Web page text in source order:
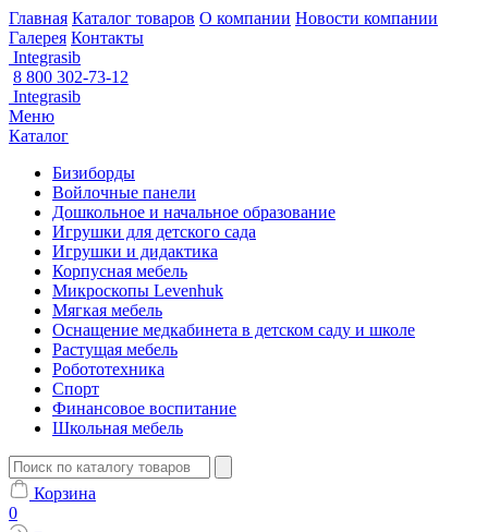
Главная Каталог товаров О компании Новости компании
Галерея Контакты
Integrasib
8 800 302-73-12
Integrasib
Меню
Каталог
Бизиборды
Войлочные панели
Дошкольное и начальное образование
Игрушки для детского сада
Игрушки и дидактика
Корпусная мебель
Микроскопы Levenhuk
Мягкая мебель
Оснащение медкабинета в детском саду и школе
Растущая мебель
Робототехника
Спорт
Финансовое воспитание
Школьная мебель
Корзина
0